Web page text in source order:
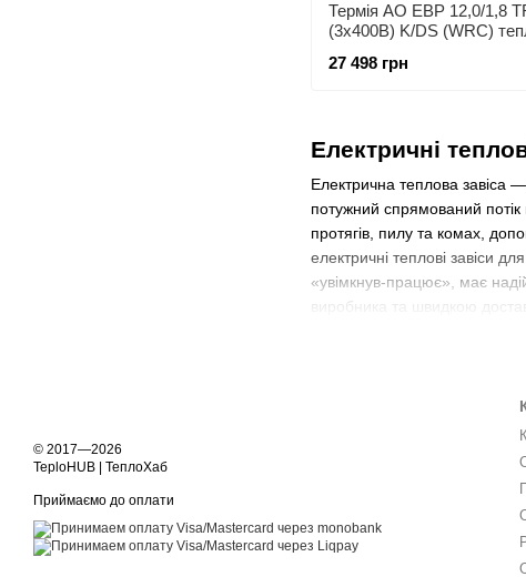
Електричні
Електрична теплова завіса
потужний спрямований
протягів, пилу та комах,
електричні теплові завіси
«увімкнув-працює», має
виробника та швидкою
Термія АО ЕВР 12,0/1,8
(3х400В) K/DS (WRC)
27 498 грн
© 2017—2026
TeploHUB | ТеплоХаб
Приймаємо до оплати